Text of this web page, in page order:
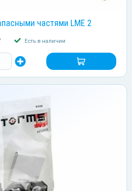
частями LME 2
Есть в наличии